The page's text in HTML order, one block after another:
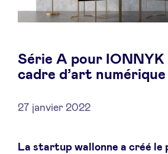
À
Actualités
Série A pour IONNYK
cadre d’art numérique
27 janvier 2022
La startup wallonne a créé le